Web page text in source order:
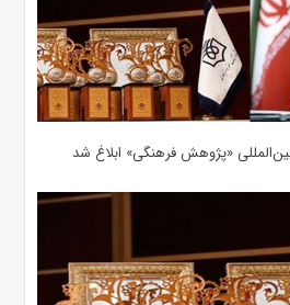
«پژوهش فرهنگی» ابلاغ شد